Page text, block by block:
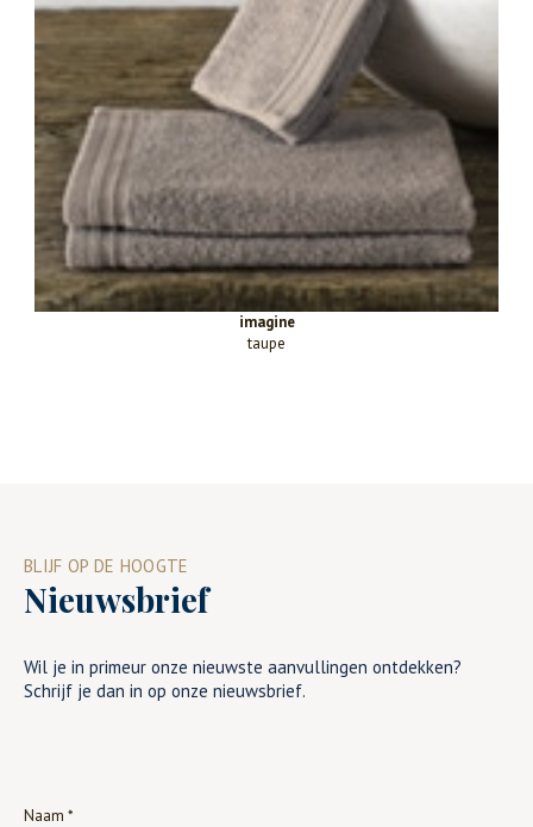
imagine
taupe
BLIJF OP DE HOOGTE
Nieuwsbrief
Wil je in primeur onze nieuwste aanvullingen ontdekken?
Schrijf je dan in op onze nieuwsbrief.